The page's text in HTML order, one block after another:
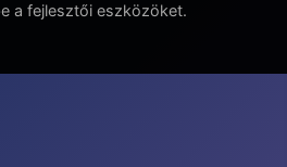
a fejlesztői eszközöket.